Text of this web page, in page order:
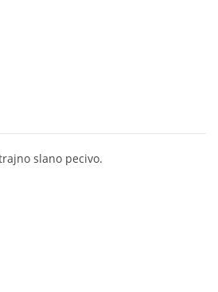
slano pecivo.